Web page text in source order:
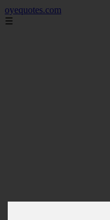
oyequotes.com
☰